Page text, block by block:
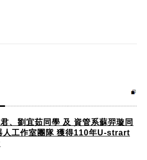
、劉宜茹同學 及 資管系蘇羿璇同
人工作室團隊 獲得110年U-strart